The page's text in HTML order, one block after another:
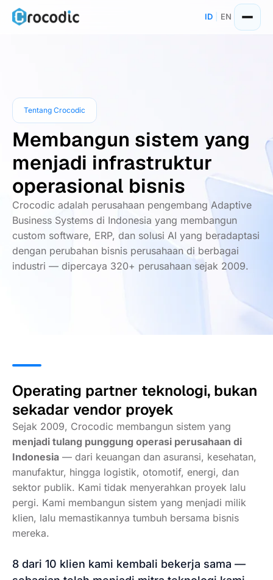
Skip
ID EN
Tentang Crocodic
Membangun sistem yang
menjadi infrastruktur
operasional bisnis
Crocodic adalah perusahaan pengembang Adaptive
Business Systems di Indonesia yang membangun
custom software, ERP, dan solusi AI yang beradaptasi
dengan perubahan bisnis perusahaan di berbagai
industri — dipercaya 320+ perusahaan sejak 2009.
Operating partner teknologi, bukan
sekadar vendor proyek
Sejak 2009, Crocodic membangun sistem yang
menjadi tulang punggung operasi perusahaan di
Indonesia — dari keuangan dan asuransi, kesehatan,
manufaktur, hingga logistik, otomotif, energi, dan
sektor publik. Kami tidak menyerahkan proyek lalu
pergi. Kami membangun sistem yang menjadi milik
klien, lalu memastikannya tumbuh bersama bisnis
mereka.
8 dari 10 klien kami kembali bekerja sama —